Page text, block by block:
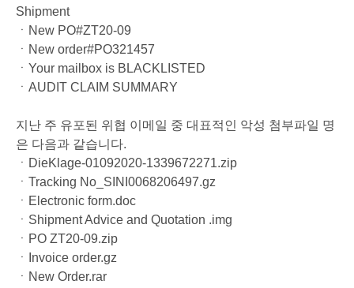
Shipment
ㆍNew PO#ZT20-09
ㆍNew order#PO321457
ㆍYour mailbox is BLACKLISTED
ㆍAUDIT CLAIM SUMMARY
지난 주 유포된 위협 이메일 중 대표적인 악성 첨부파일 명
은 다음과 같습니다.
ㆍDieKlage-01092020-1339672271.zip
ㆍTracking No_SINI0068206497.gz
ㆍElectronic form.doc
ㆍShipment Advice and Quotation .img
ㆍPO ZT20-09.zip
ㆍInvoice order.gz
ㆍNew Order.rar